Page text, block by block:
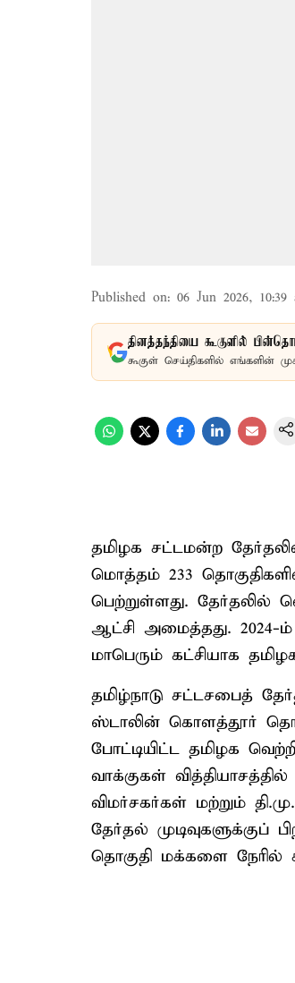
Published on: 06 Jun 2026, 10:39
தினத்தந்தியை கூகுளில்
கூகுள் செய்திகளில் எங்களின்
தமிழக சட்டமன்ற
மொத்தம் 233
பெற்றுள்ளது. தேர்தலில்
ஆட்சி அமைத்தது. 2024-
மாபெரும் கட்சியாக
தமிழ்நாடு சட்டசபைத்
ஸ்டாலின் கொளத்தூர்
போட்டியிட்ட தமிழக
வாக்குகள்
விமர்சகர்கள் மற்றும்
தேர்தல்
தொகுதி மக்களை நேரில்